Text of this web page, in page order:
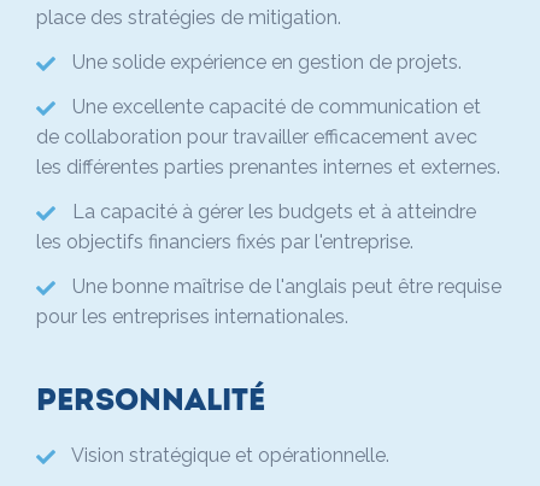
place des stratégies de mitigation.
Une solide expérience en gestion de projets.
Une excellente capacité de communication et
de collaboration pour travailler efficacement avec
les différentes parties prenantes internes et externes.
La capacité à gérer les budgets et à atteindre
les objectifs financiers fixés par l'entreprise.
Une bonne maîtrise de l'anglais peut être requise
pour les entreprises internationales.
Personnalité
Vision stratégique et opérationnelle.